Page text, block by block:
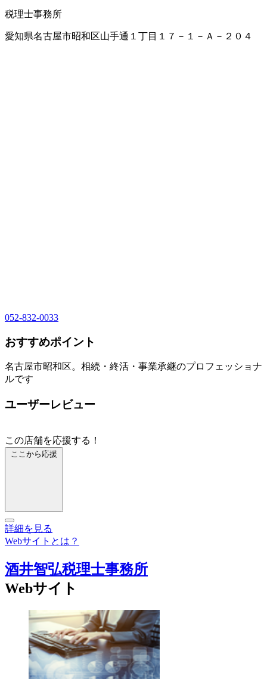
税理士事務所
愛知県名古屋市昭和区山手通１丁目１７－１－Ａ－２０４
052-832-0033
おすすめポイント
名古屋市昭和区。相続・終活・事業承継のプロフェッショナ
ルです
ユーザーレビュー
この店舗を応援する！
ここから応援
詳細を見る
Webサイトとは？
酒井智弘税理士事務所
Webサイト